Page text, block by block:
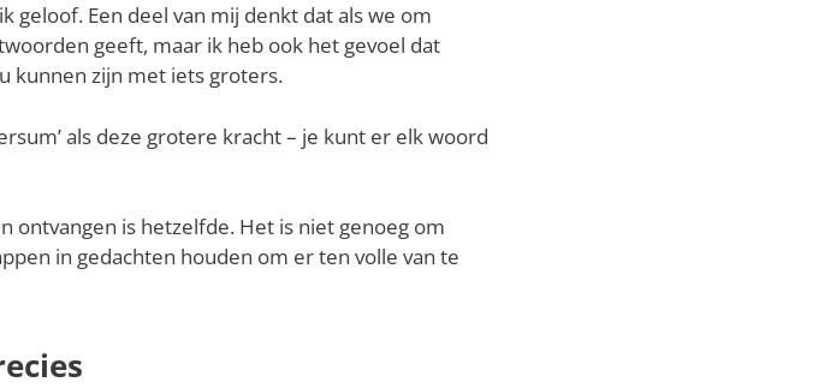
geloof. Een deel van mij denkt dat als we om
geeft, maar ik heb ook het gevoel dat
kunnen zijn met iets groters.
als deze grotere kracht – je kunt er elk woord
ontvangen is hetzelfde. Het is niet genoeg om
in gedachten houden om er ten volle van te